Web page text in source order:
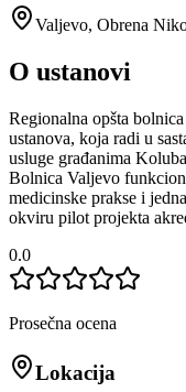
Valjevo, Obrena
O ustanovi
Regionalna opšta
ustanova, koja radi u
usluge građanima
Bolnica Valjevo
medicinske prakse i
okviru pilot projekta
0.0
Prosečna ocena
Lokacija